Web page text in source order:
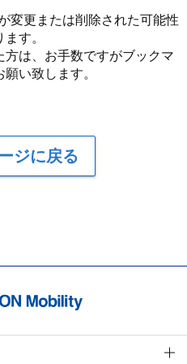
変更または削除された可能性
す。
は、お手数ですがブックマ
い致します。
ジに戻る